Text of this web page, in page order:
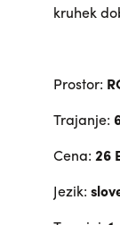
kruhek
Prostor:
Trajanje:
Cena: 26
Jezik: